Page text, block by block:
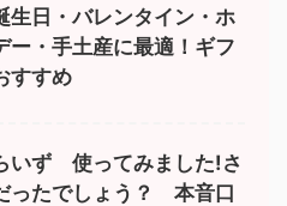
生日・バレンタイン・ホ
ー・手土産に最適！ギフ
すすめ
いず 使ってみました!さ
ったでしょう？ 本音口